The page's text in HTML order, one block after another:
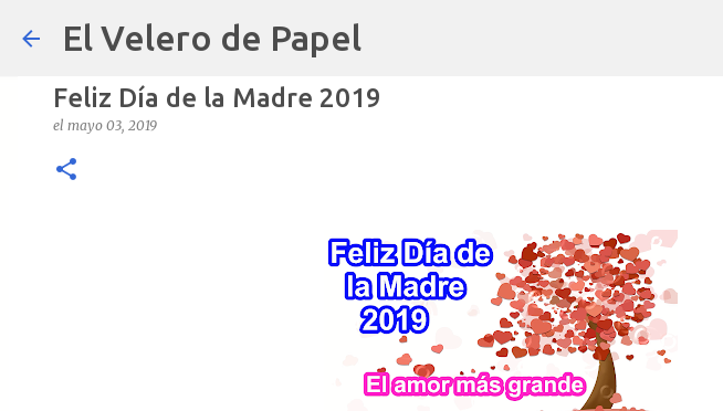
El Velero de Papel
POLÍTICAS PÚBLICAS y POBREZA POR ARTURO MOLINA
ARTURO-MOLINA OPINIÓN POLÍTICAS PÚBLICAS Y POBREZA
Feliz Día de la Madre 2019
el mayo 03, 2019